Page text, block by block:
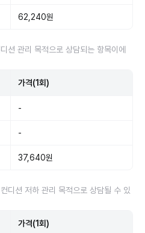
62,240원
션 관리 목적으로 상담되는 항목이에
가격(1회)
-
-
37,640원
디션 저하 관리 목적으로 상담될 수 있
가격(1회)